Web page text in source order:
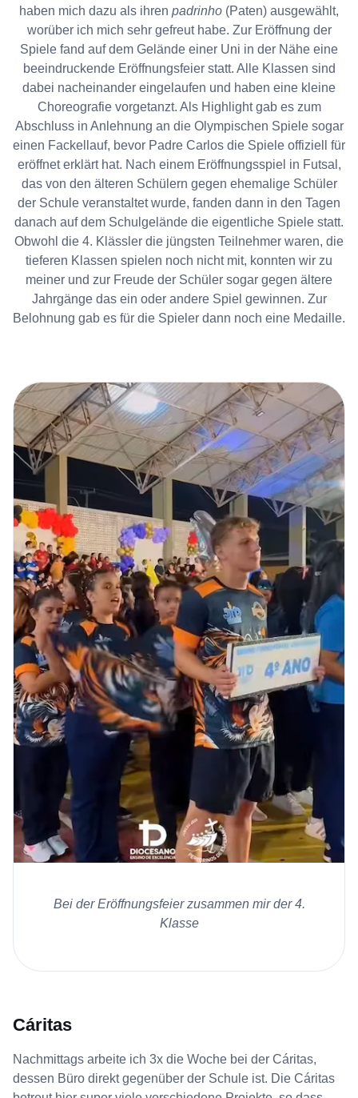
haben mich dazu als ihren padrinho (Paten) ausgewählt,
worüber ich mich sehr gefreut habe. Zur Eröffnung der
Spiele fand auf dem Gelände einer Uni in der Nähe eine
beeindruckende Eröffnungsfeier statt. Alle Klassen sind
dabei nacheinander eingelaufen und haben eine kleine
Choreografie vorgetanzt. Als Highlight gab es zum
Abschluss in Anlehnung an die Olympischen Spiele sogar
einen Fackellauf, bevor Padre Carlos die Spiele offiziell für
eröffnet erklärt hat. Nach einem Eröffnungsspiel in Futsal,
das von den älteren Schülern gegen ehemalige Schüler
der Schule veranstaltet wurde, fanden dann in den Tagen
danach auf dem Schulgelände die eigentliche Spiele statt.
Obwohl die 4. Klässler die jüngsten Teilnehmer waren, die
tieferen Klassen spielen noch nicht mit, konnten wir zu
meiner und zur Freude der Schüler sogar gegen ältere
Jahrgänge das ein oder andere Spiel gewinnen. Zur
Belohnung gab es für die Spieler dann noch eine Medaille.
Bei der Eröffnungsfeier zusammen mir der 4.
Klasse
Cáritas
Nachmittags arbeite ich 3x die Woche bei der Cáritas,
dessen Büro direkt gegenüber der Schule ist. Die Cáritas